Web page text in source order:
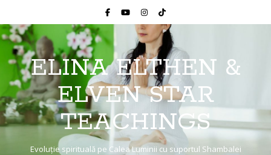
ELINA ELTHEN &
ELVEN STAR
TEACHINGS
Evoluție spirituală pe Calea Luminii cu suportul Shambalei